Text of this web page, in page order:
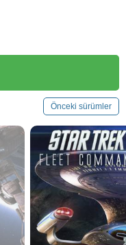
Önceki sürümler